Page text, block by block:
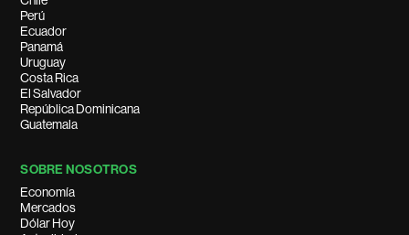
Perú
Ecuador
Panamá
Uruguay
Costa Rica
El Salvador
República Dominicana
Guatemala
SOBRE NOSOTROS
Economía
Mercados
Dólar Hoy